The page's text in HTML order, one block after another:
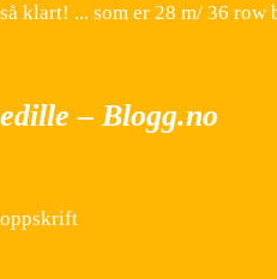
... som er 28 m/ 36 row
– Blogg.no